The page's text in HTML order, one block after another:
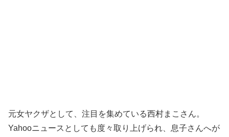
元女ヤクザとして、注目を集めている西村まこさん。
Yahooニュースとしても度々取り上げられ、息子さんへが